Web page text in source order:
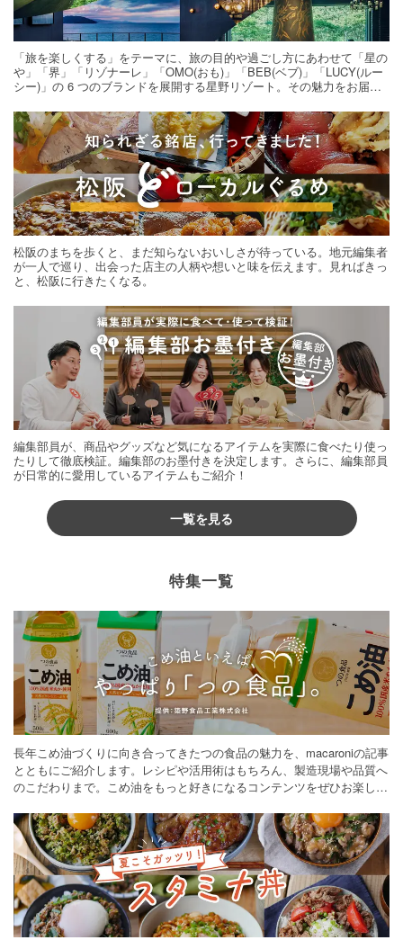
「旅を楽しくする」をテーマに、旅の目的や過ごし方にあわせて「星の
や」「界」「リゾナーレ」「OMO(おも)」「BEB(ベブ)」「LUCY(ルー
シー)」の 6 つのブランドを展開する星野リゾート。その魅力をお届け
松阪のまちを歩くと、まだ知らないおいしさが待っている。地元編集者
が一人で巡り、出会った店主の人柄や想いと味を伝えます。見ればきっ
と、松阪に行きたくなる。
編集部員が、商品やグッズなど気になるアイテムを実際に食べたり使っ
たりして徹底検証。編集部のお墨付きを決定します。さらに、編集部員
が日常的に愛用しているアイテムもご紹介！
一覧を見る
特集一覧
長年こめ油づくりに向き合ってきたつの食品の魅力を、macaroniの記事
とともにご紹介します。レシピや活用術はもちろん、製造現場や品質へ
のこだわりまで。こめ油をもっと好きになるコンテンツをぜひお楽しみ